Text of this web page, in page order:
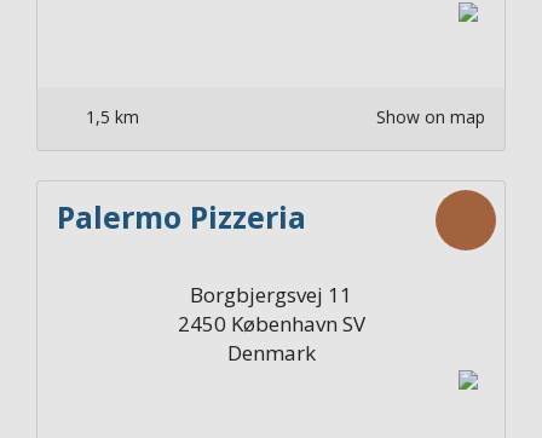
1,5 km Show on map
Palermo Pizzeria
Borgbjergsvej 11
2450 København SV
Denmark